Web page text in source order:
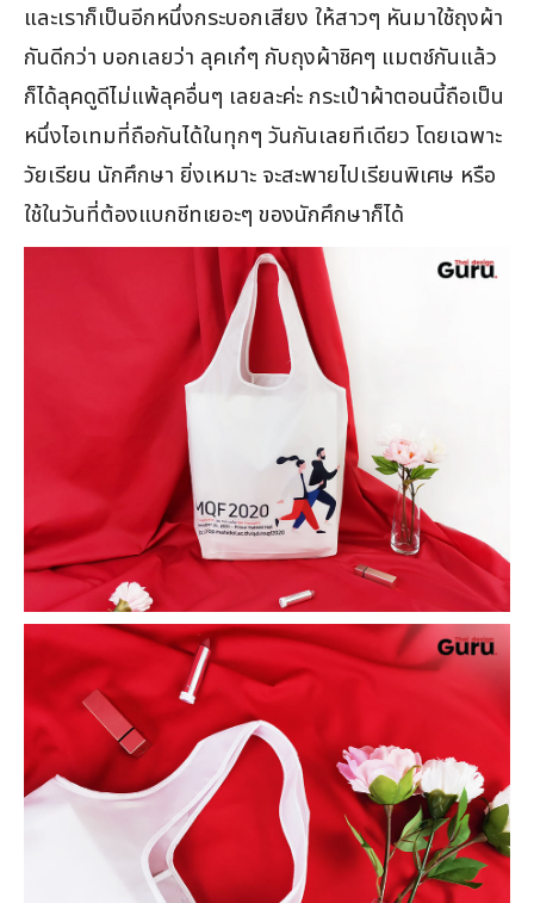
และเราก็เป็นอีกหนึ่งกระบอกเสียง ให้สาวๆ หันมาใช้ถุงผ้า
กันดีกว่า บอกเลยว่า ลุคเก๋ๆ กับถุงผ้าชิคๆ แมตช์กันแล้ว
ก็ได้ลุคดูดีไม่แพ้ลุคอื่นๆ เลยละค่ะ กระเป๋าผ้าตอนนี้ถือเป็น
หนึ่งไอเทมที่ถือกันได้ในทุกๆ วันกันเลยทีเดียว โดยเฉพาะ
วัยเรียน นักศึกษา ยิ่งเหมาะ จะสะพายไปเรียนพิเศษ หรือ
ใช้ในวันที่ต้องแบกชีทเยอะๆ ของนักศึกษาก็ได้